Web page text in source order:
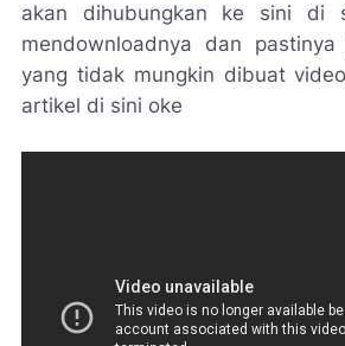
akan dihubungkan ke sini di
mendownloadnya dan
yang tidak mungkin dibuat
artikel di sini oke